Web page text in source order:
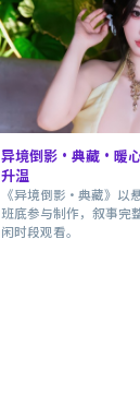
异境倒影·典藏·暖
升温
《异境倒影·典藏》以
班底参与制作，叙事完
闲时段观看。